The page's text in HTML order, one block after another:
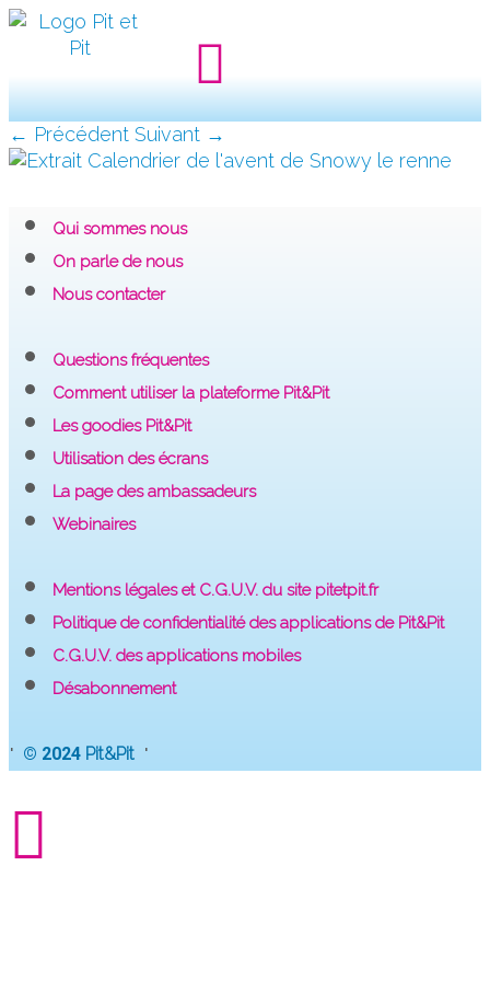
← Précédent Suivant →
Qui sommes nous
On parle de nous
Nous contacter
Questions fréquentes
Comment utiliser la plateforme Pit&Pit
Les goodies Pit&Pit
Utilisation des écrans
La page des ambassadeurs
Webinaires
Mentions légales et C.G.U.V. du site pitetpit.fr
Politique de confidentialité des applications de Pit&Pit
C.G.U.V. des applications mobiles
Désabonnement
· © 2024 Pit&Pit ·